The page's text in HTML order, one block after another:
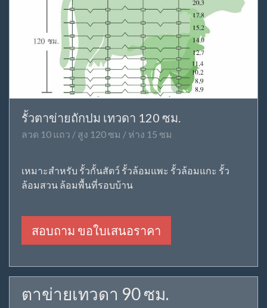
รั้วตาข่ายถักปม เทวดา 120 ซม.
ลวด 10 แถว / สูง 120 ซม / ห่าง 15 ซม
เหมาะสำหรับ รั้วกั้นสัตว์ รั้วล้อมแพะ รั้วล้อมแกะ รั้ว
ล้อมสวน ล้อมพื้นที่รอบบ้าน
สอบถาม ขอใบเสนอราคา
ตาข่ายเทวดา 90 ซม.